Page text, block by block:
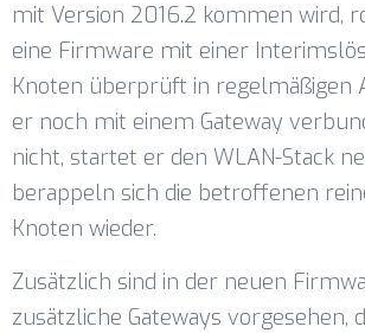
mit Version 2016.2 kommen wird,
eine Firmware mit einer
Knoten überprüft in regelmäßigen
er noch mit einem Gateway
nicht, startet er den WLAN-Stack
berappeln sich die betroffenen
Knoten wieder.
Zusätzlich sind in der neuen
zusätzliche Gateways vorgesehen,